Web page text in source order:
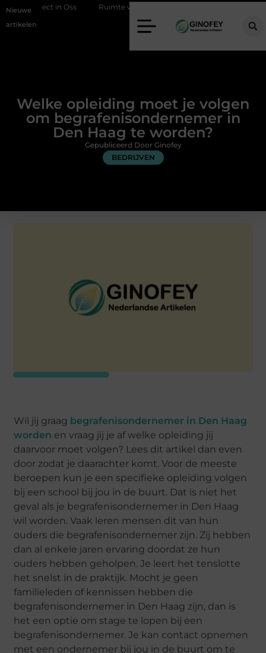
Nieuwe
artikelen
in Oss Ruimte winnen in de slaapkamer met een boxspring
Welke opleiding moet je volgen
om begrafenisondernemer in
Den Haag te worden?
BEDRIJVEN
Gepubliceerd Door Ginofey
Wil jij graag begrafenisondernemer in Den Haag
worden en vraag jij je af welke opleiding jij
daarvoor moet volgen? Lees dit artikel dan even
door zodat je daarachter komt. Voor de meeste
beroepen kun je een specifieke opleiding volgen
bij een school bij jou in de buurt. Dat is niet het
geval als je begrafenisondernemer in Den Haag
wil worden. Vaak leren mensen dit van hun
ouders die begrafenisondernemer zijn. Zij hebben
dan al enkele jaren ervaring doordat ze hun
ouders hebben geholpen. Je leert het tenslotte
het snelst in de praktijk. Mocht je geen
familieleden of kennissen hebben die
begrafenisondernemer in Den Haag zijn, dan is
het een optie om stage te lopen bij een
begrafenisondernemer. Je kan contact opnemen
met een ondernemer bij jou in de buurt om te